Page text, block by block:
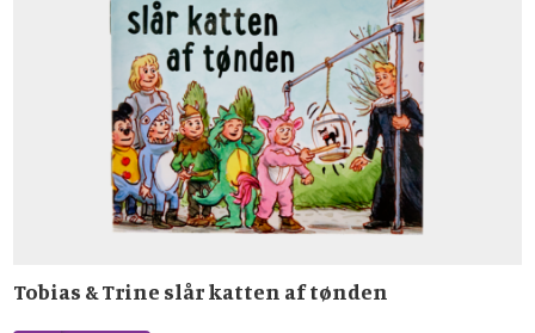
Tobias & Trine slår katten af tønden